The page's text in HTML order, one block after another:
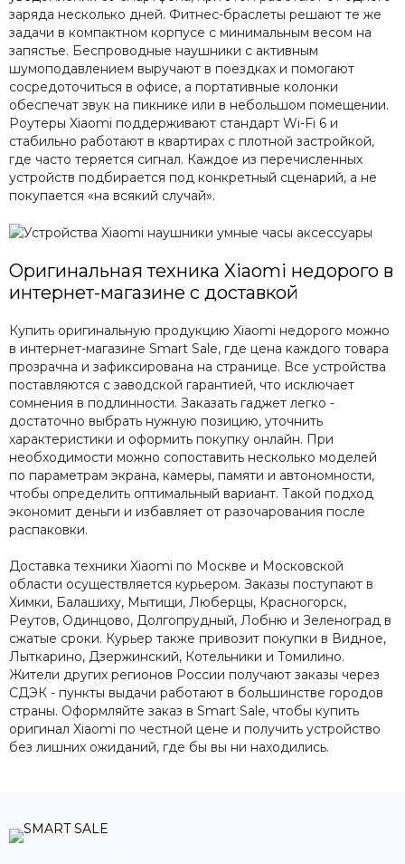
заряда несколько дней. Фитнес-браслеты решают те же
задачи в компактном корпусе с минимальным весом на
запястье. Беспроводные наушники с активным
шумоподавлением выручают в поездках и помогают
сосредоточиться в офисе, а портативные колонки
обеспечат звук на пикнике или в небольшом помещении.
Роутеры Xiaomi поддерживают стандарт Wi-Fi 6 и
стабильно работают в квартирах с плотной застройкой,
где часто теряется сигнал. Каждое из перечисленных
устройств подбирается под конкретный сценарий, а не
покупается «на всякий случай».
Оригинальная техника Xiaomi недорого в
интернет-магазине с доставкой
Купить оригинальную продукцию Xiaomi недорого можно
в интернет-магазине Smart Sale, где цена каждого товара
прозрачна и зафиксирована на странице. Все устройства
поставляются с заводской гарантией, что исключает
сомнения в подлинности. Заказать гаджет легко -
достаточно выбрать нужную позицию, уточнить
характеристики и оформить покупку онлайн. При
необходимости можно сопоставить несколько моделей
по параметрам экрана, камеры, памяти и автономности,
чтобы определить оптимальный вариант. Такой подход
экономит деньги и избавляет от разочарования после
распаковки.
Доставка техники Xiaomi по Москве и Московской
области осуществляется курьером. Заказы поступают в
Химки, Балашиху, Мытищи, Люберцы, Красногорск,
Реутов, Одинцово, Долгопрудный, Лобню и Зеленоград в
сжатые сроки. Курьер также привозит покупки в Видное,
Лыткарино, Дзержинский, Котельники и Томилино.
Жители других регионов России получают заказы через
СДЭК - пункты выдачи работают в большинстве городов
страны. Оформляйте заказ в Smart Sale, чтобы купить
оригинал Xiaomi по честной цене и получить устройство
без лишних ожиданий, где бы вы ни находились.